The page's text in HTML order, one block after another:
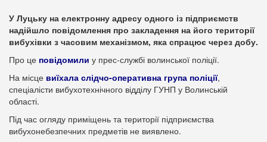
У Луцьку на електронну адресу одного із підприємств
надійшло повідомлення про закладення на його території
вибухівки з часовим механізмом, яка спрацює через добу.
Про це повідомили у прес-службі волинської поліції.
На місце виїхала слідчо-оперативна група поліції,
спеціалісти вибухотехнічного відділу ГУНП у Волинській
області.
Під час огляду приміщень та території підприємства
вибухонебезпечних предметів не виявлено.